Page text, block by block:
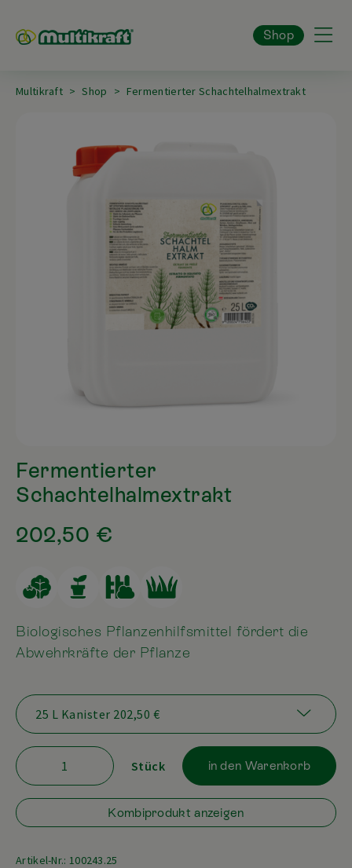
Shop
Multikraft Shop Fermentierter Schachtelhalmextrakt
Fermentierter
Schachtelhalmextrakt
Biologisches Pflanzenhilfsmittel fördert die
Abwehrkräfte der Pflanze
202,50 €
Stück in den Warenkorb
Kombiprodukt anzeigen
Artikel-Nr.: 100243.25